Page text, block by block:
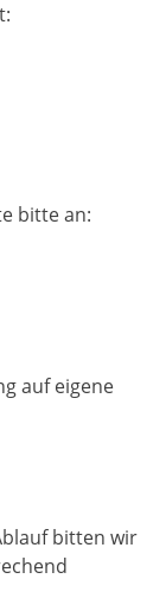
bitte an:
auf eigene
bitten wir